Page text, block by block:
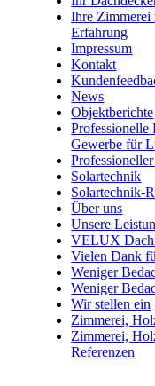
Ihre Zimmerei
Erfahrung
Impressum
Kontakt
News
Objektberichte
Professionelle
Gewerbe für
Solartechnik
Solartechnik-
Über uns
Unsere
VELUX
Vielen Dank
Weniger
Weniger
Wir stellen ein
Zimmerei,
Zimmerei,
Referenzen